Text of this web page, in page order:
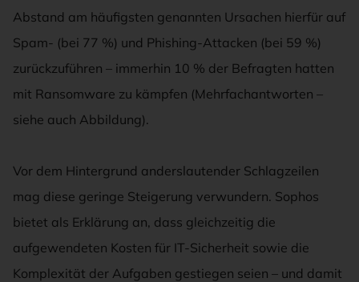
Abstand am häufigsten genannten Ursachen hierfür auf
Spam- (bei 77 %) und Phishing-Attacken (bei 59 %)
zurückzuführen – immerhin 10 % der Befragten hatten
mit Ransomware zu kämpfen (Mehrfachantworten –
siehe auch Abbildung).
Vor dem Hintergrund anderslautender Schlagzeilen
mag diese geringe Steigerung verwundern. Sophos
bietet als Erklärung an, dass gleichzeitig die
aufgewendeten Kosten für IT-Sicherheit sowie die
Komplexität der Aufgaben gestiegen seien – und damit